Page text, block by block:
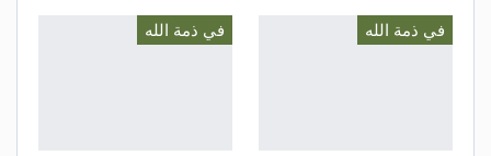
في ذمة الله في ذمة الله